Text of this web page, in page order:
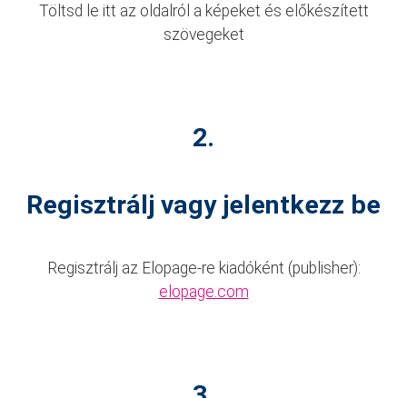
Töltsd le itt az oldalról a képeket és előkészített
szövegeket
2.
Regisztrálj vagy jelentkezz be
Regisztrálj az Elopage-re kiadóként (publisher):
elopage.com